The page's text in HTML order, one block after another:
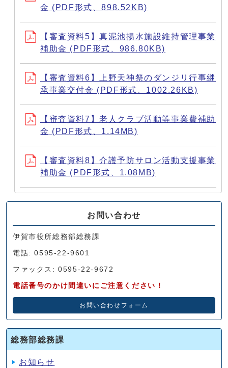
金 (PDF形式、898.52KB)
【審査資料5】真泥池揚水施設維持管理事業
補助金 (PDF形式、986.80KB)
【審査資料6】上野天神祭のダンジリ行事継
承事業交付金 (PDF形式、1002.26KB)
【審査資料7】老人クラブ活動等事業費補助
金 (PDF形式、1.14MB)
【審査資料8】介護予防サロン活動支援事業
補助金 (PDF形式、1.08MB)
お問い合わせ
伊賀市役所総務部総務課
電話: 0595-22-9601
ファックス: 0595-22-9672
電話番号のかけ間違いにご注意ください！
お問い合わせフォーム
総務部総務課
お知らせ